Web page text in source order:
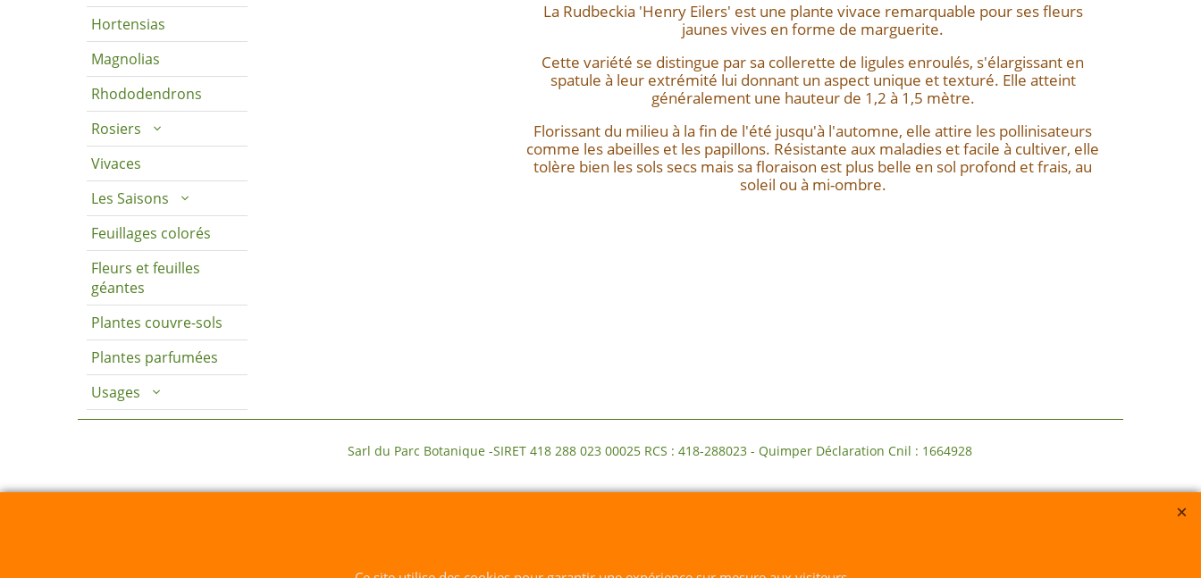
Hortensias
Magnolias
Rhododendrons
Rosiers
Vivaces
Les Saisons
Feuillages colorés
Fleurs et feuilles
géantes
Plantes couvre-sols
Plantes parfumées
Usages
La Rudbeckia 'Henry Eilers' est une plante vivace remarquable pour ses fleurs
jaunes vives en forme de marguerite.
Cette variété se distingue par sa collerette de ligules enroulés, s'élargissant en
spatule à leur extrémité lui donnant un aspect unique et texturé. Elle atteint
généralement une hauteur de 1,2 à 1,5 mètre.
Florissant du milieu à la fin de l'été jusqu'à l'automne, elle attire les pollinisateurs
comme les abeilles et les papillons. Résistante aux maladies et facile à cultiver, elle
tolère bien les sols secs mais sa floraison est plus belle en sol profond et frais, au
soleil ou à mi-ombre.
Sarl du Parc Botanique -SIRET 418 288 023 00025 RCS : 418-288023 - Quimper Déclaration Cnil : 1664928